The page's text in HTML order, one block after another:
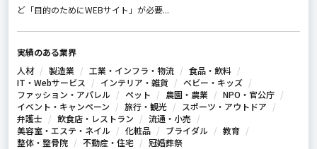
ど「目的のためにWEBサイト」が必要...
実績のある業界
人材
製造業 工業・インフラ・物流
食品・飲料
IT・Webサービス
インテリア・雑貨
ベビー・キッズ
ファッション・アパレル
ペット 農園・農業
NPO・官公庁
イベント・キャンペーン
旅行・観光
スポーツ・アウトドア
弁護士
飲食店・レストラン
流通・小売
美容室・エステ・ネイル
化粧品 ブライダル
教育
整体・整骨院
不動産・住宅 冠婚葬祭